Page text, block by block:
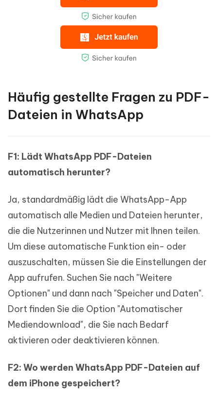
Häufig gestellte Fragen zu PDF-
Dateien in WhatsApp
F1: Lädt WhatsApp PDF-Dateien
automatisch herunter?
Ja, standardmäßig lädt die WhatsApp-App
automatisch alle Medien und Dateien herunter,
die die Nutzerinnen und Nutzer mit Ihnen teilen.
Um diese automatische Funktion ein- oder
auszuschalten, müssen Sie die Einstellungen der
App aufrufen. Suchen Sie nach "Weitere
Optionen" und dann nach "Speicher und Daten".
Dort finden Sie die Option "Automatischer
Mediendownload", die Sie nach Bedarf
aktivieren oder deaktivieren können.
F2: Wo werden WhatsApp PDF-Dateien auf
dem iPhone gespeichert?